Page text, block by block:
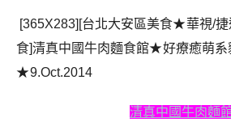
[365X283][台北大安區美食★華視/
食]清真中國牛肉麵食館★好療癒萌系
★9.Oct.2014
清真中國牛肉麵